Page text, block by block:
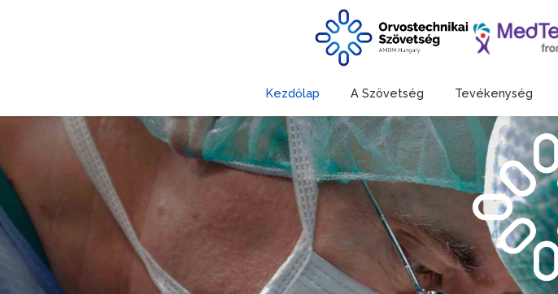
Kezdőlap A Szövetség Tevékenység